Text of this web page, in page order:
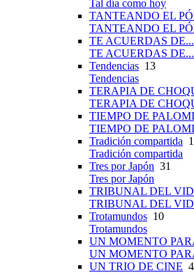
Tal día como hoy
TANTEANDO EL
TANTEANDO EL
TE ACUERDAS DE...
TE ACUERDAS DE...
Tendencias 13
Tendencias
TERAPIA DE
TERAPIA DE
TIEMPO DE
TIEMPO DE
Tradición compartida
Tradición compartida
Tres por Japón 31
Tres por Japón
TRIBUNAL DEL
TRIBUNAL DEL
Trotamundos 10
Trotamundos
UN MOMENTO
UN MOMENTO
UN TRIO DE CINE 4